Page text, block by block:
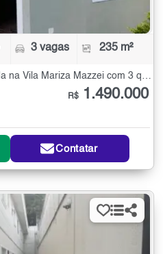
3 vagas 235 m²
Condomínio Fechado à Venda na Vila Mariza Mazzei com 3 quartos - 235 m²
R$ 1.490.000
Contatar